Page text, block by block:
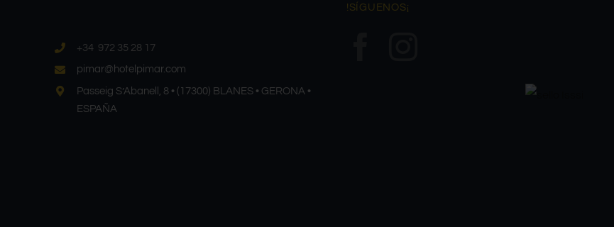
+34 972 35 28 17
pimar@hotelpimar.com
Passeig S’Abanell, 8 • (17300) BLANES • GERONA •
ESPAÑA
!SÍGUENOS¡